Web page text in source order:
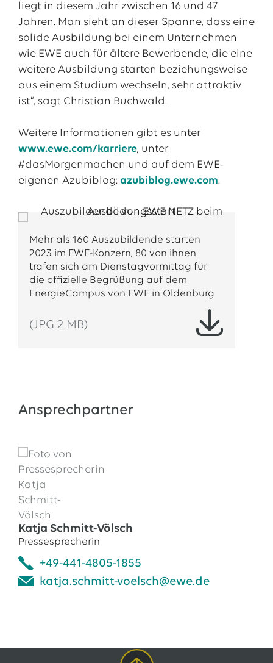
liegt in diesem Jahr zwischen 16 und 47
Jahren. Man sieht an dieser Spanne, dass eine
solide Ausbildung bei einem Unternehmen
wie EWE auch für ältere Bewerbende, die eine
weitere Ausbildung starten beziehungsweise
aus einem Studium wechseln, sehr attraktiv
ist“, sagt Christian Buchwald.
Weitere Informationen gibt es unter
www.ewe.com/karriere, unter
#dasMorgenmachen und auf dem EWE-
eigenen Azubiblog: azubiblog.ewe.com.
Mehr als 160 Auszubildende starten
2023 im EWE-Konzern, 80 von ihnen
trafen sich am Dienstagvormittag für
die offizielle Begrüßung auf dem
EnergieCampus von EWE in Oldenburg
(JPG 2 MB)
Ansprechpartner
Katja Schmitt-Völsch
Pressesprecherin
+49-441-4805-1855
katja.schmitt-voelsch@ewe.de